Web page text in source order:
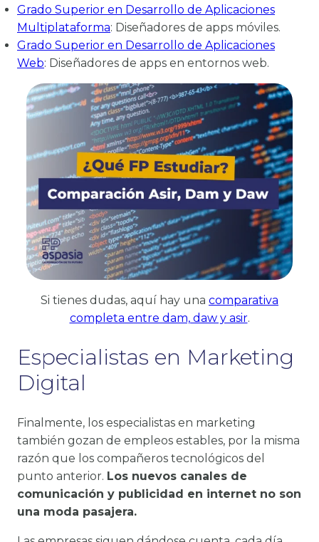
Grado Superior en Desarrollo de Aplicaciones
Multiplataforma: Diseñadores de apps móviles.
Grado Superior en Desarrollo de Aplicaciones
Web: Diseñadores de apps en entornos web.
Si tienes dudas, aquí hay una comparativa
completa entre dam, daw y asir.
Especialistas en Marketing
Digital
Finalmente, los especialistas en marketing
también gozan de empleos estables, por la misma
razón que los compañeros tecnológicos del
punto anterior. Los nuevos canales de
comunicación y publicidad en internet no son
una moda pasajera.